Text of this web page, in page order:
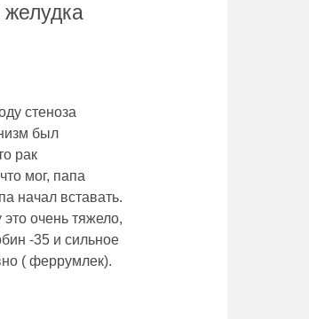
стеноза
был
рак
мог, папа
начал вставать.
очень тяжело,
-35 и сильное
( феррумлек).